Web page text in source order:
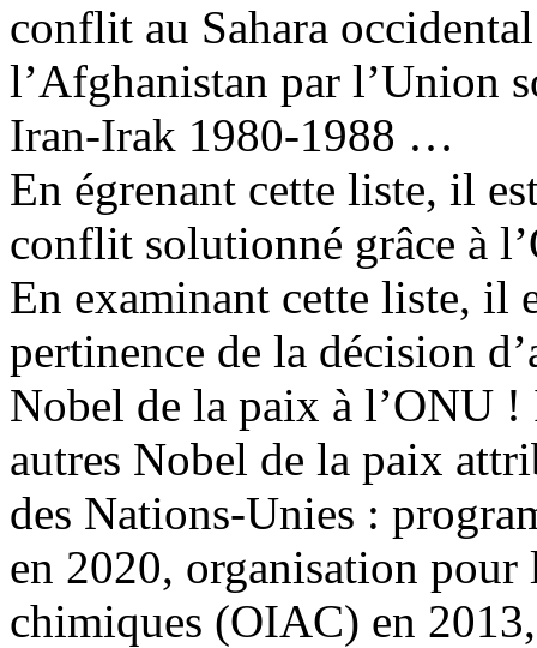
conflit au Sahara
l’Afghanistan par l’Union
Iran-Irak 1980-1988 …
En égrenant cette liste, il
conflit solutionné grâce à
En examinant cette liste, il
pertinence de la décision
Nobel de la paix à l’ONU !
autres Nobel de la paix
des Nations-Unies :
en 2020, organisation pour
chimiques (OIAC) en